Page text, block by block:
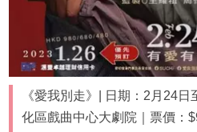
《愛我別走》| 日期：2月24
化區戲曲中心大劇院｜票價：